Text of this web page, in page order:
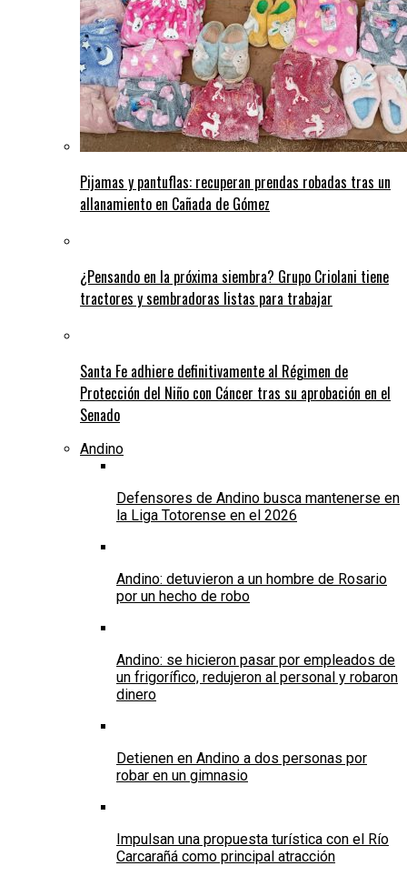
Pijamas y pantuflas: recuperan prendas robadas tras un
allanamiento en Cañada de Gómez
¿Pensando en la próxima siembra? Grupo Criolani tiene
tractores y sembradoras listas para trabajar
Santa Fe adhiere definitivamente al Régimen de
Protección del Niño con Cáncer tras su aprobación en el
Senado
Andino
Defensores de Andino busca mantenerse en
la Liga Totorense en el 2026
Andino: detuvieron a un hombre de Rosario
por un hecho de robo
Andino: se hicieron pasar por empleados de
un frigorífico, redujeron al personal y robaron
dinero
Detienen en Andino a dos personas por
robar en un gimnasio
Impulsan una propuesta turística con el Río
Carcarañá como principal atracción